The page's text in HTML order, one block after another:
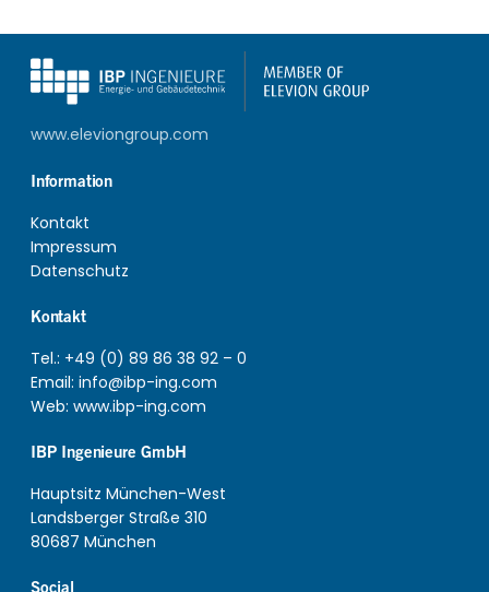
www.eleviongroup.com
Information
Kontakt
Impressum
Datenschutz
Kontakt
Tel.: +49 (0) 89 86 38 92 – 0
Email: info@ibp-ing.com
Web: www.ibp-ing.com
IBP Ingenieure GmbH
Hauptsitz München-West
Landsberger Straße 310
80687 München